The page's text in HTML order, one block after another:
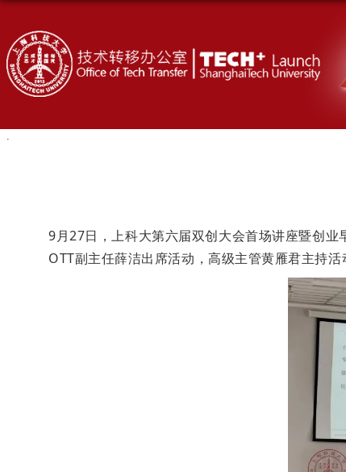
9月27日，上科大第六届双创大会首场讲座暨创
OTT副主任薛洁出席活动，高级主管黄雁君主持活